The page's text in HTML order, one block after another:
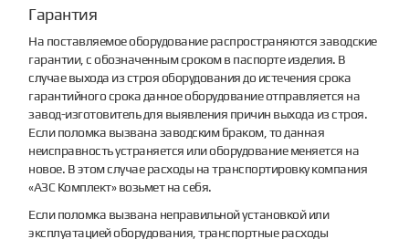
Гарантия
На поставляемое оборудование распространяются заводские
гарантии, с обозначенным сроком в паспорте изделия. В
случае выхода из строя оборудования до истечения срока
гарантийного срока данное оборудование отправляется на
завод-изготовитель для выявления причин выхода из строя.
Если поломка вызвана заводским браком, то данная
неисправность устраняется или оборудование меняется на
новое. В этом случае расходы на транспортировку компания
«АЗС Комплект» возьмет на себя.
Если поломка вызвана неправильной установкой или
эксплуатацией оборудования, транспортные расходы